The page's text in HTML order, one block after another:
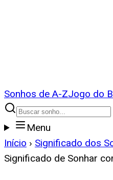
Sonhos de A-ZJogo do
Menu
Início › Significado dos
Significado de Sonhar